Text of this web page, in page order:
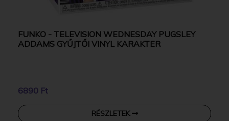
FUNKO - TELEVISION WEDNESDAY PUGSLEY
ADDAMS GYŰJTŐI VINYL KARAKTER
6890 Ft
RÉSZLETEK